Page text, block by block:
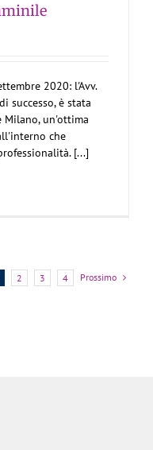
2020: l'Avv.
successo, è stata
Milano, un'ottima
che
[...]
2 3 4 Prossimo